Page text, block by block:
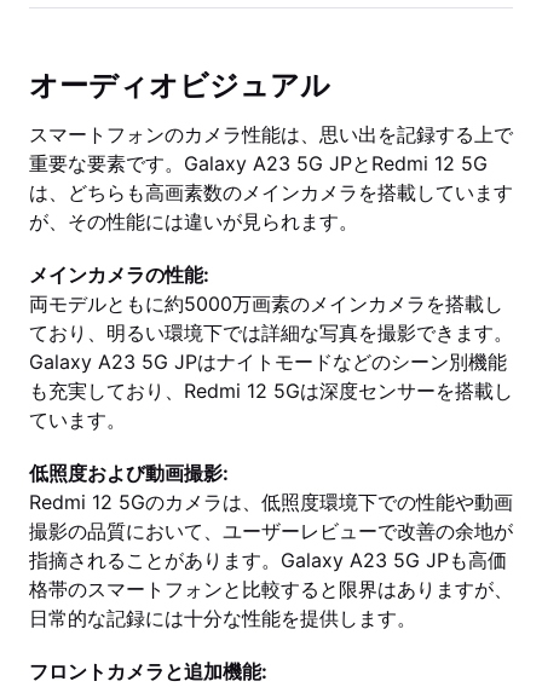
オーディオビジュアル
スマートフォンのカメラ性能は、思い出を記録する上で
重要な要素です。Galaxy A23 5G JPとRedmi 12 5G
は、どちらも高画素数のメインカメラを搭載しています
が、その性能には違いが見られます。
メインカメラの性能:
両モデルともに約5000万画素のメインカメラを搭載し
ており、明るい環境下では詳細な写真を撮影できます。
Galaxy A23 5G JPはナイトモードなどのシーン別機能
も充実しており、Redmi 12 5Gは深度センサーを搭載し
ています。
低照度および動画撮影:
Redmi 12 5Gのカメラは、低照度環境下での性能や動画
撮影の品質において、ユーザーレビューで改善の余地が
指摘されることがあります。Galaxy A23 5G JPも高価
格帯のスマートフォンと比較すると限界はありますが、
日常的な記録には十分な性能を提供します。
フロントカメラと追加機能: